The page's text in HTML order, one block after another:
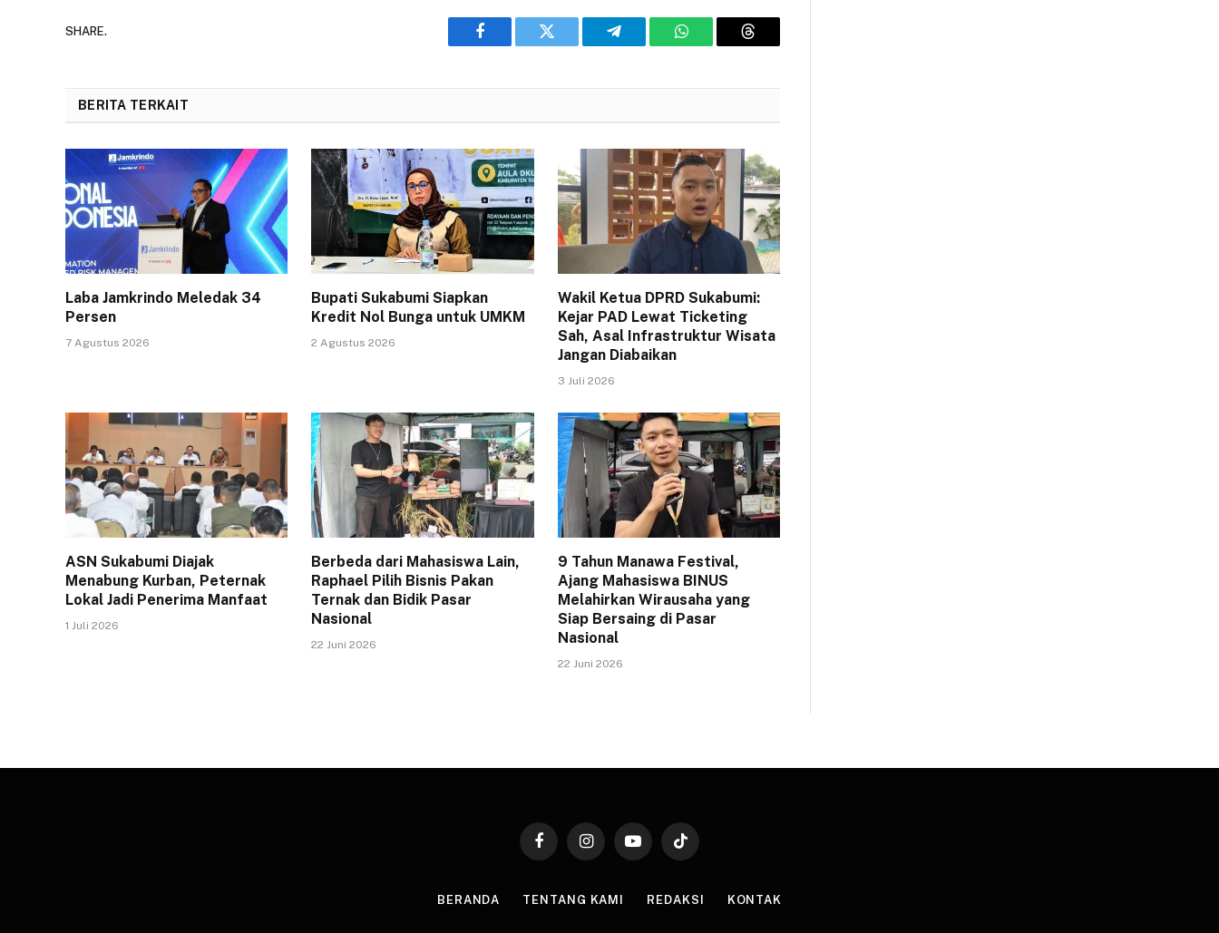
SHARE.
Facebook Twitter Telegram WhatsAppThreads
BERITA TERKAIT
Laba Jamkrindo Meledak 34
Persen
7 Agustus 2026
Bupati Sukabumi Siapkan
Kredit Nol Bunga untuk UMKM
2 Agustus 2026
Wakil Ketua DPRD Sukabumi:
Kejar PAD Lewat Ticketing
Sah, Asal Infrastruktur Wisata
Jangan Diabaikan
3 Juli 2026
ASN Sukabumi Diajak
Menabung Kurban, Peternak
Lokal Jadi Penerima Manfaat
1 Juli 2026
Berbeda dari Mahasiswa Lain,
Raphael Pilih Bisnis Pakan
Ternak dan Bidik Pasar
Nasional
22 Juni 2026
9 Tahun Manawa Festival,
Ajang Mahasiswa BINUS
Melahirkan Wirausaha yang
Siap Bersaing di Pasar
Nasional
22 Juni 2026
FacebookInstagramYouTubeTikTok
BERANDA TENTANG KAMI REDAKSI KONTAK